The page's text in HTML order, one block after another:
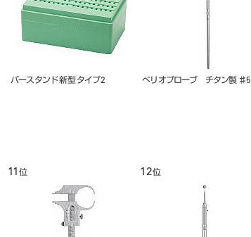
バースタンド 新型 タイプ2 ぺリオプローブ チタン製 ♯5
11位 12位